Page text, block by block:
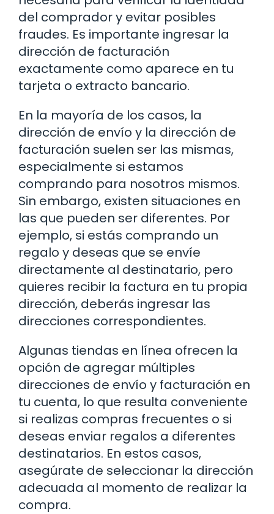
del comprador y evitar posibles
fraudes. Es importante ingresar la
dirección de facturación
exactamente como aparece en tu
tarjeta o extracto bancario.
En la mayoría de los casos, la
dirección de envío y la dirección de
facturación suelen ser las mismas,
especialmente si estamos
comprando para nosotros mismos.
Sin embargo, existen situaciones en
las que pueden ser diferentes. Por
ejemplo, si estás comprando un
regalo y deseas que se envíe
directamente al destinatario, pero
quieres recibir la factura en tu propia
dirección, deberás ingresar las
direcciones correspondientes.
Algunas tiendas en línea ofrecen la
opción de agregar múltiples
direcciones de envío y facturación en
tu cuenta, lo que resulta conveniente
si realizas compras frecuentes o si
deseas enviar regalos a diferentes
destinatarios. En estos casos,
asegúrate de seleccionar la dirección
adecuada al momento de realizar la
compra.